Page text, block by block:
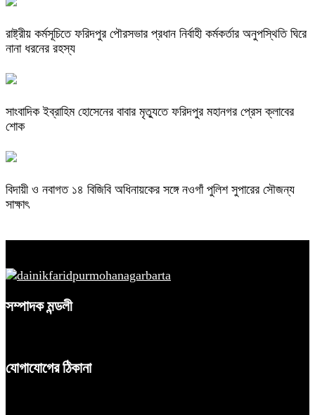
রাষ্ট্রীয় কর্মসূচিতে ফরিদপুর পৌরসভার প্রধান নির্বাহী কর্মকর্তার অনুপস্থিতি ঘিরে
নানা ধরনের রহস্য
সাংবাদিক ইব্রাহিম হোসেনের বাবার মৃত্যুতে ফরিদপুর মহানগর প্রেস ক্লাবের
শোক
বিদায়ী ও নবাগত ১৪ বিজিবি অধিনায়কের সঙ্গে নওগাঁ পুলিশ সুপারের সৌজন্য
সাক্ষাৎ
সম্পাদক মন্ডলী
যোগাযোগের ঠিকানা